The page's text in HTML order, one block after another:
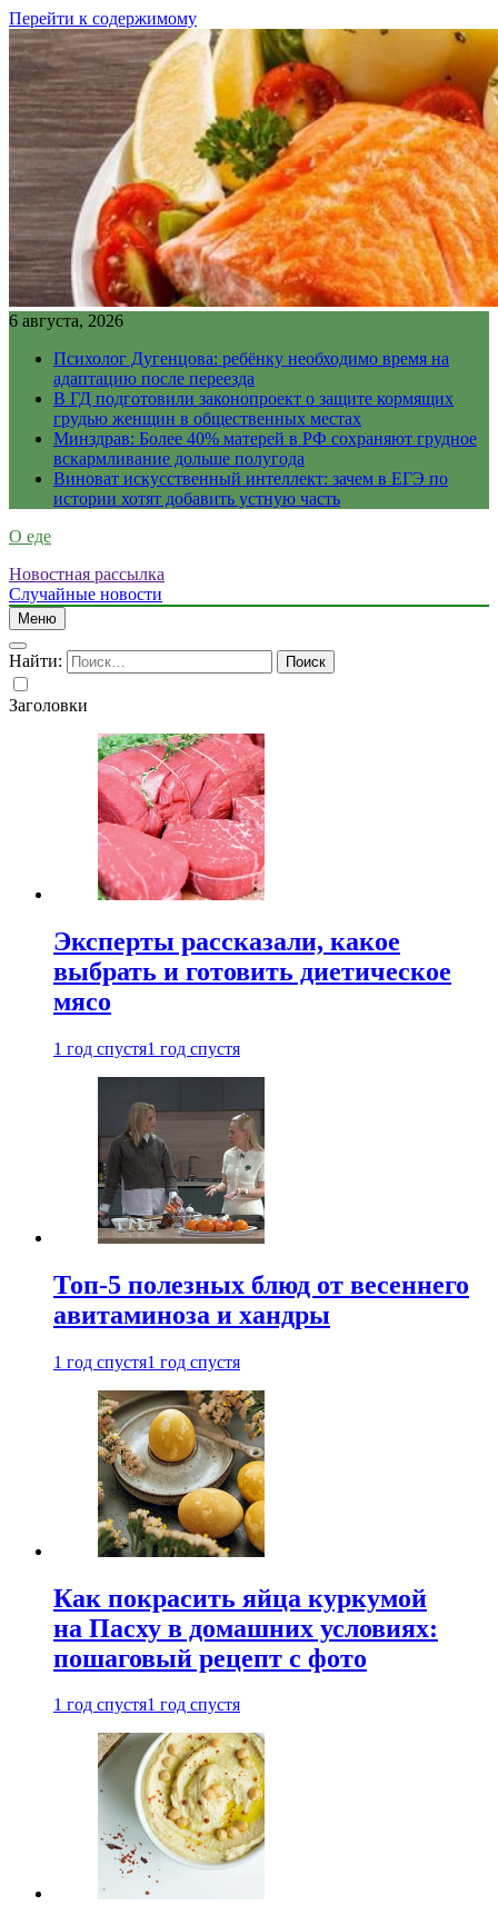
Перейти к содержимому
6 августа, 2026
Психолог Дугенцова: ребёнку необходимо время на
адаптацию после переезда
В ГД подготовили законопроект о защите кормящих
грудью женщин в общественных местах
Минздрав: Более 40% матерей в РФ сохраняют грудное
вскармливание дольше полугода
Виноват искусственный интеллект: зачем в ЕГЭ по
истории хотят добавить устную часть
О еде
Новостная рассылка
Случайные новости
Меню
Найти:
Заголовки
Эксперты рассказали, какое
выбрать и готовить диетическое
мясо
1 год спустя1 год спустя
Топ-5 полезных блюд от весеннего
авитаминоза и хандры
1 год спустя1 год спустя
Как покрасить яйца куркумой
на Пасху в домашних условиях:
пошаговый рецепт с фото
1 год спустя1 год спустя